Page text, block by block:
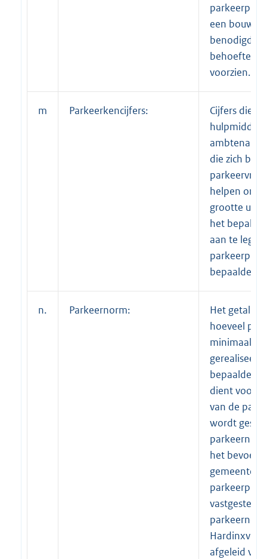
een
benodigd is
behoefte te
voorzien.
m Parkeerkencijfers:
Cijfers die
hulpmiddel
die zich
helpen om
grootte uit
het bepalen
aan te
bepaalde
n. Parkeernorm:
Het getal
hoeveel
minimaal
bepaalde
dient voor
van de
wordt
het
gemeente)
vastgesteld.
afgeleid van